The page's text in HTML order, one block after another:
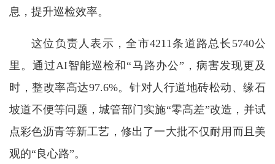
息，提升巡检效率。
这位负责人表示，全市4211条道路总长5740公
里。通过AI智能巡检和“马路办公”，病害发现更及
时，整改率高达97.6%。针对人行道地砖松动、缘石
坡道不便等问题，城管部门实施“零高差”改造，并试
点彩色沥青等新工艺，修出了一大批不仅耐用而且美
观的“良心路”。